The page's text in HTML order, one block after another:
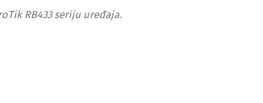
RB433 seriju uređaja.